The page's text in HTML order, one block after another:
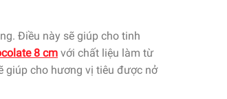
Điều này sẽ giúp cho tinh
8 cm với chất liệu làm từ
giúp cho hương vị tiêu được nở